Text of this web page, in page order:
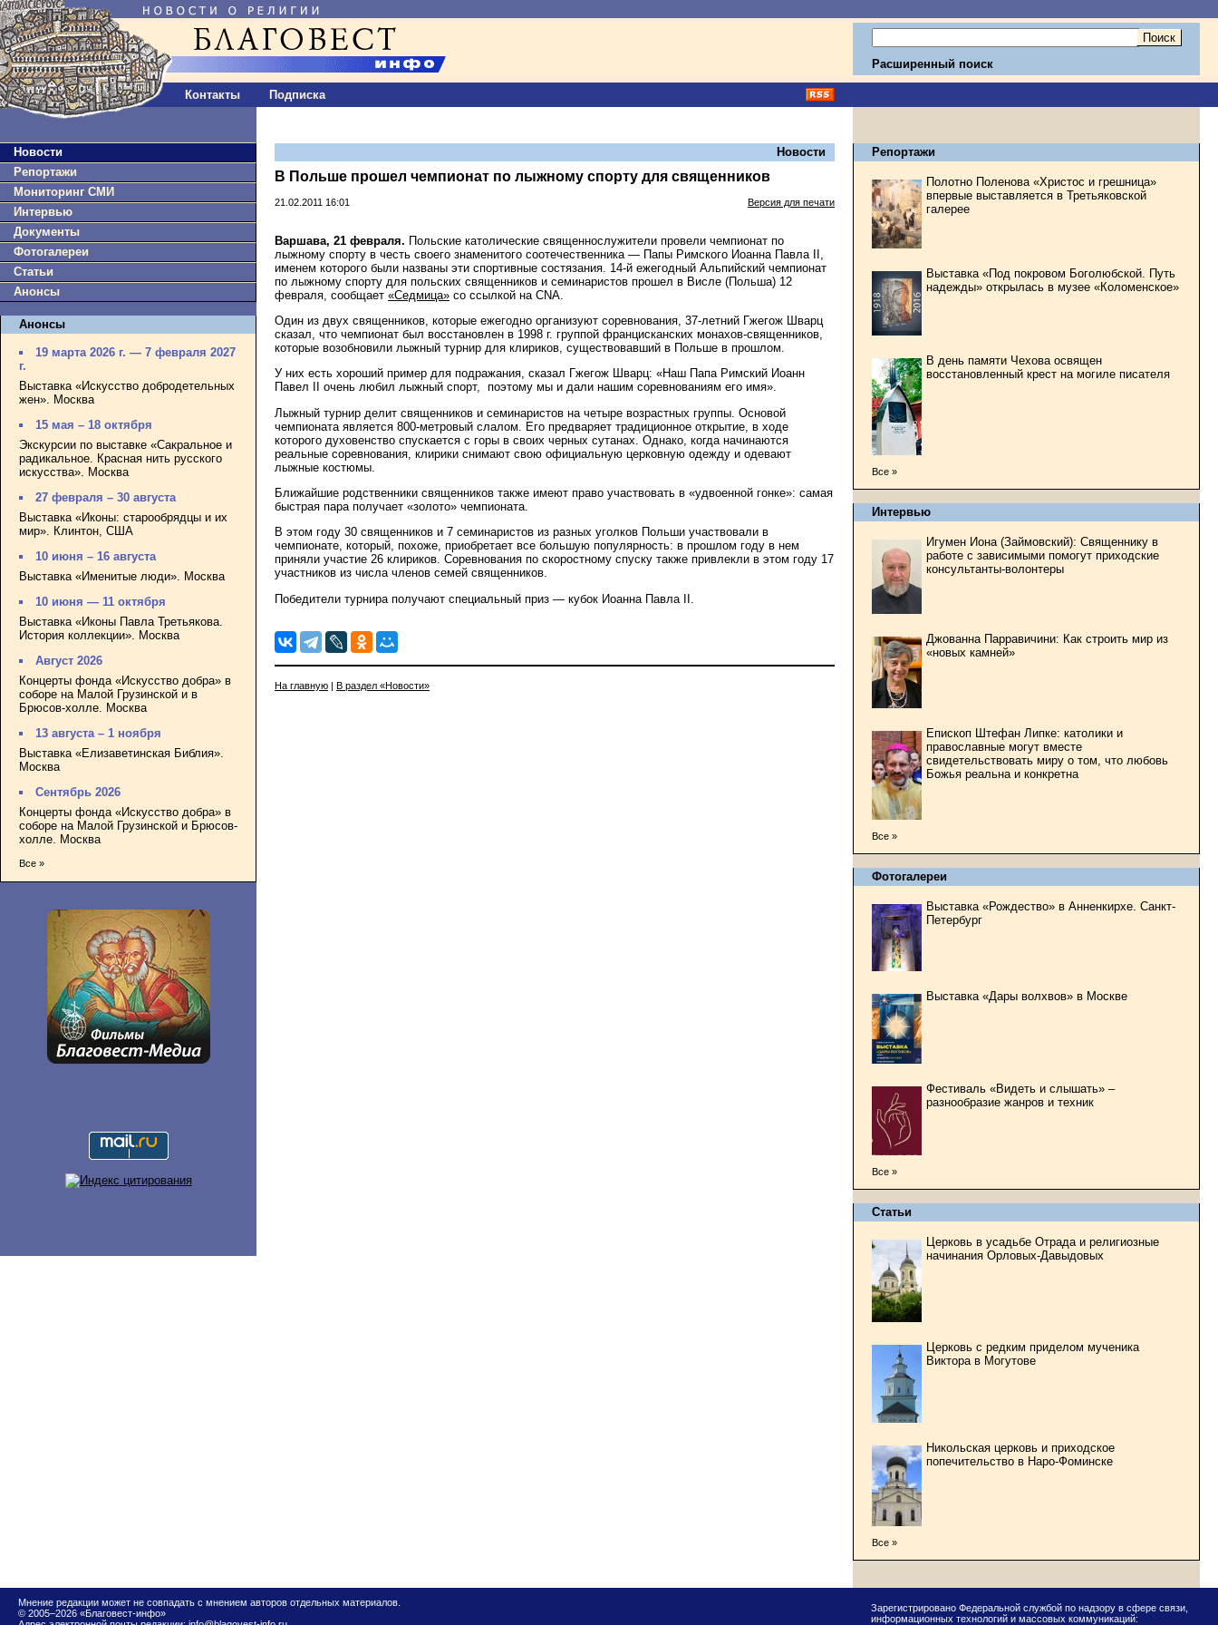
Контакты Подписка
Расширенный поиск
Новости
Репортажи
Мониторинг СМИ
Интервью
Документы
Фотогалереи
Статьи
Анонсы
Анонсы
19 марта 2026 г. — 7 февраля 2027
г.
Выставка «Искусство добродетельных
жен». Москва
15 мая – 18 октября
Экскурсии по выставке «Сакральное и
радикальное. Красная нить русского
искусства». Москва
27 февраля – 30 августа
Выставка «Иконы: старообрядцы и их
мир». Клинтон, США
10 июня – 16 августа
Выставка «Именитые люди». Москва
10 июня — 11 октября
Выставка «Иконы Павла Третьякова.
История коллекции». Москва
Август 2026
Концерты фонда «Искусство добра» в
соборе на Малой Грузинской и в
Брюсов-холле. Москва
13 августа – 1 ноября
Выставка «Елизаветинская Библия».
Москва
Сентябрь 2026
Концерты фонда «Искусство добра» в
соборе на Малой Грузинской и Брюсов-
холле. Москва
Все »
Новости
В Польше прошел чемпионат по лыжному спорту для священников
21.02.2011 16:01 Версия для печати
Варшава, 21 февраля. Польские католические священнослужители провели чемпионат по
лыжному спорту в честь своего знаменитого соотечественника — Папы Римского Иоанна Павла II,
именем которого были названы эти спортивные состязания. 14-й ежегодный Альпийский чемпионат
по лыжному спорту для польских священников и семинаристов прошел в Висле (Польша) 12
февраля, сообщает «Седмица» со ссылкой на CNA.
Один из двух священников, которые ежегодно организуют соревнования, 37-летний Гжегож Шварц
сказал, что чемпионат был восстановлен в 1998 г. группой францисканских монахов-священников,
которые возобновили лыжный турнир для клириков, существовавший в Польше в прошлом.
У них есть хороший пример для подражания, сказал Гжегож Шварц: «Наш Папа Римский Иоанн
Павел II очень любил лыжный спорт, поэтому мы и дали нашим соревнованиям его имя».
Лыжный турнир делит священников и семинаристов на четыре возрастных группы. Основой
чемпионата является 800-метровый слалом. Его предваряет традиционное открытие, в ходе
которого духовенство спускается с горы в своих черных сутанах. Однако, когда начинаются
реальные соревнования, клирики снимают свою официальную церковную одежду и одевают
лыжные костюмы.
Ближайшие родственники священников также имеют право участвовать в «удвоенной гонке»: самая
быстрая пара получает «золото» чемпионата.
В этом году 30 священников и 7 семинаристов из разных уголков Польши участвовали в
чемпионате, который, похоже, приобретает все большую популярность: в прошлом году в нем
приняли участие 26 клириков. Соревнования по скоростному спуску также привлекли в этом году 17
участников из числа членов семей священников.
Победители турнира получают специальный приз — кубок Иоанна Павла II.
На главную В раздел «Новости»
Репортажи
Полотно Поленова «Христос и грешница»
впервые выставляется в Третьяковской
галерее
Выставка «Под покровом Боголюбской. Путь
надежды» открылась в музее «Коломенское»
В день памяти Чехова освящен
восстановленный крест на могиле писателя
Все »
Интервью
Игумен Иона (Займовский): Священнику в
работе с зависимыми помогут приходские
консультанты-волонтеры
Джованна Парравичини: Как строить мир из
«новых камней»
Епископ Штефан Липке: католики и
православные могут вместе
свидетельствовать миру о том, что любовь
Божья реальна и конкретна
Все »
Фотогалереи
Выставка «Рождество» в Анненкирхе. Санкт-
Петербург
Выставка «Дары волхвов» в Москве
Фестиваль «Видеть и слышать» –
разнообразие жанров и техник
Все »
Статьи
Церковь в усадьбе Отрада и религиозные
начинания Орловых-Давыдовых
Церковь с редким приделом мученика
Виктора в Могутове
Никольская церковь и приходское
попечительство в Наро-Фоминске
Все »
Мнение редакции может не совпадать с мнением авторов отдельных материалов.
© 2005–2026 «Благовест-инфо»
Зарегистрировано Федеральной службой по надзору в сфере связи,
информационных технологий и массовых коммуникаций: